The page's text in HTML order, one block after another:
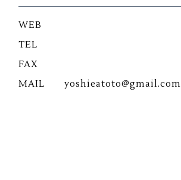
WEB
TEL
FAX
MAIL
yoshieatoto@gmail.com